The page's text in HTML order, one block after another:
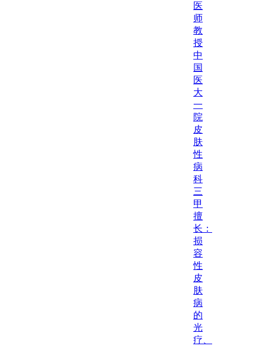
医
师
教
授
中
国
医
大
一
院
皮
肤
性
病
科
三
甲
擅
长：
损
容
性
皮
肤
病
的
光
疗、